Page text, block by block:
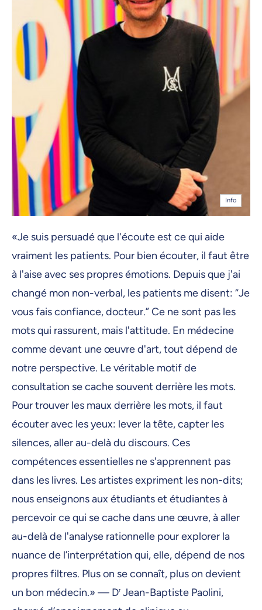
Info
«Je suis persuadé que l'écoute est ce qui aide
vraiment les patients. Pour bien écouter, il faut être
à l'aise avec ses propres émotions. Depuis que j'ai
changé mon non-verbal, les patients me disent: “Je
vous fais confiance, docteur.” Ce ne sont pas les
mots qui rassurent, mais l'attitude. En médecine
comme devant une œuvre d'art, tout dépend de
notre perspective. Le véritable motif de
consultation se cache souvent derrière les mots.
Pour trouver les maux derrière les mots, il faut
écouter avec les yeux: lever la tête, capter les
silences, aller au-delà du discours. Ces
compétences essentielles ne s'apprennent pas
dans les livres. Les artistes expriment les non-dits;
nous enseignons aux étudiants et étudiantes à
percevoir ce qui se cache dans une œuvre, à aller
au-delà de l'analyse rationnelle pour explorer la
nuance de l’interprétation qui, elle, dépend de nos
propres filtres. Plus on se connaît, plus on devient
un bon médecin.» — DrJean-Baptiste Paolini,